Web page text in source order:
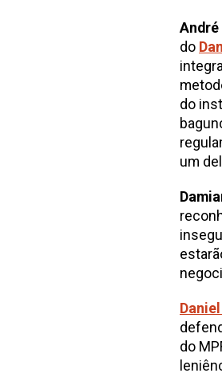
André
do
do
um
do